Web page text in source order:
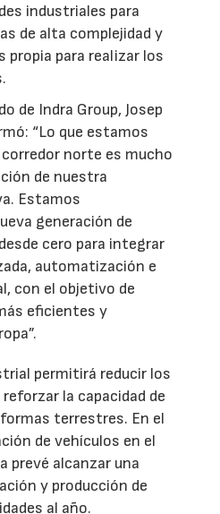
industriales para
de alta complejidad y
propia para realizar los
de Indra Group, Josep
“Lo que estamos
norte es mucho
de nuestra
Estamos
generación de
cero para integrar
automatización e
con el objetivo de
eficientes y
permitirá reducir los
la capacidad de
terrestres. En el
de vehículos en el
prevé alcanzar una
y producción de
al año.